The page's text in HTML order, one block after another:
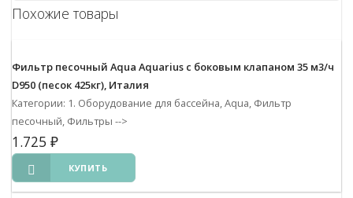
Похожие товары
Фильтр песочный Aqua Aquarius с боковым клапаном 35 м3/ч
D950 (песок 425кг), Италия
Категории: 1. Оборудование для бассейна, Aqua, Фильтр
песочный, Фильтры -->
1.725 ₽
КУПИТЬ